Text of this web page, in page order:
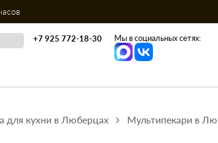
+7 925 772-18-30 Мы в социальных сетях:
для кухни в Люберцах Мультипекари в